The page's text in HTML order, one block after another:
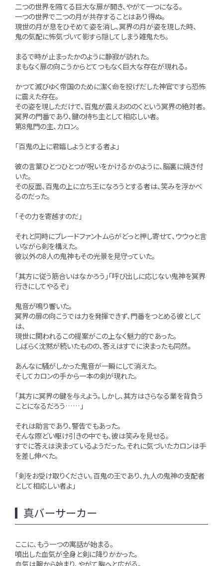
二つの世界を隔てる巨大な扉が開き、やがて一つになる。
一つの世界で二つの月が共存することはあり得ぬ。
現世の月が息をひそめて姿を消し、冥界の月が姿を現した時、
鬼の気配に怖気づいて影すら隠してしまう雑鬼たち。
まるで時が止まったかのように静寂が訪れた。
まもなく扉の向こうからとてつもなく巨大な存在が現れる。
かつて滅びゆく帝国のために潔く命を投げだした神官ですら恐怖
に震えた存在。
その姿を現しただけで、百鬼が震えおののくという冥界の絶対者。
冥界の門番であり、鍵の持ち主として相応しい者。
第8鬼門の主、カロン。
「百鬼の上に君臨しようとする者よ」
彼の言葉ひとつひとつが呪いをかけるかのように、脳裏に焼き付
いた。
その反面、百鬼の上に立ち王になろうとする者は、笑みを浮かべ
るのだった。
「その力を寄越すのだ」
それと同時にブレードファントムらがどっと押し寄せて、ウウゥと言
いながら剣を構えた。
彼以外の8人の鬼神もその光景を見守っていた。
「其方に従う筋合いはなかろう」「呼び出しに応じない鬼神を冥界
行きにしてやるぞ」
鬼音が鳴り響いた。
冥界の扉の向こうでは力を発揮できず、門番をつとめる彼として
は、
現世に関われるこの提案がこの上なく魅力的であった。
しばらく沈黙が続いたものの、答えはすでに決まったも同然。
あんなに騒がしかった鬼音が一瞬にして消えた。
そしてカロンの手から一本の剣が現れた。
「其方に冥界の鍵を与えよう。しかし、其方はさらなる業を背負う
ことになるだろう……」
それは助言であり、警告でもあった。
そんな際どい駆け引きの中でも、彼は笑みを見せる。
すでに答えは決まっているようだった。それに気づいたカロンは手
を差し伸べた。
「剣をお受け取りください。百鬼の王であり、九人の鬼神の支配者
として相応しい者よ」
真バーサーカー
ここに、もう一つの寓話が始まる。
噴出した血気が全身と剣に降りかかった。